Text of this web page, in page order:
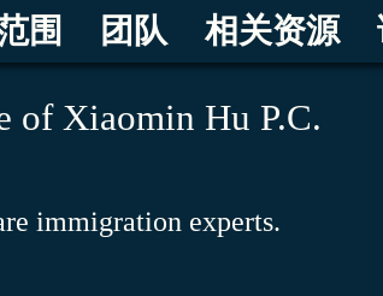
围 团队 相关资源
of Xiaomin Hu P.C.
immigration experts.